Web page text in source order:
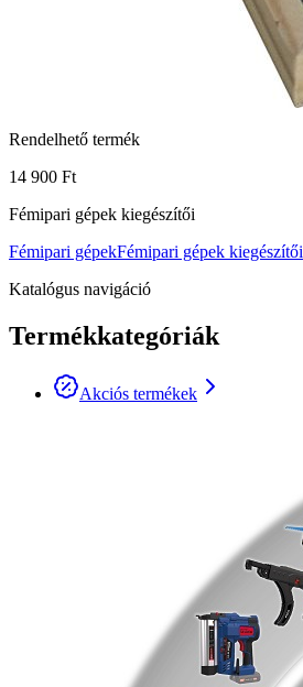
Rendelhető termék
14 900 Ft
Fémipari gépek kiegészítői
Fémipari gépekFémipari gépek kiegészítői
Katalógus navigáció
Termékkategóriák
Akciós termékek